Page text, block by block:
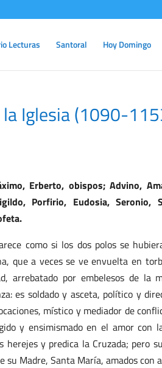
Lecturas Santoral Hoy Domingo
Iglesia (1090-
Erberto, obispos; Advino,
Porfirio, Eudosia, Seronio,
como si los dos polos se
que a veces se ve envuelta en
arrebatado por embelesos de la
es soldado y asceta, político y
místico y mediador de
y ensimismado en el amor con
y predica la Cruzada; pero
Madre, Santa María, amados con